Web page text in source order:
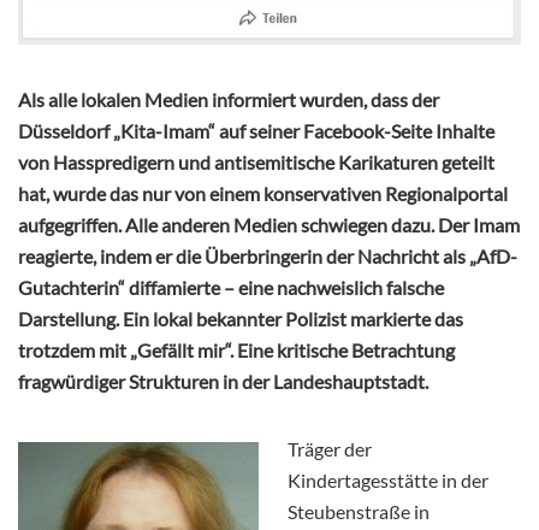
Als alle lokalen Medien informiert wurden, dass der
Düsseldorf „Kita-Imam“ auf seiner Facebook-Seite Inhalte
von Hasspredigern und antisemitische Karikaturen geteilt
hat, wurde das nur von einem konservativen Regionalportal
aufgegriffen. Alle anderen Medien schwiegen dazu. Der Imam
reagierte, indem er die Überbringerin der Nachricht als „AfD-
Gutachterin“ diffamierte – eine nachweislich falsche
Darstellung. Ein lokal bekannter Polizist markierte das
trotzdem mit „Gefällt mir“. Eine kritische Betrachtung
fragwürdiger Strukturen in der Landeshauptstadt.
Träger der
Kindertagesstätte in der
Steubenstraße in